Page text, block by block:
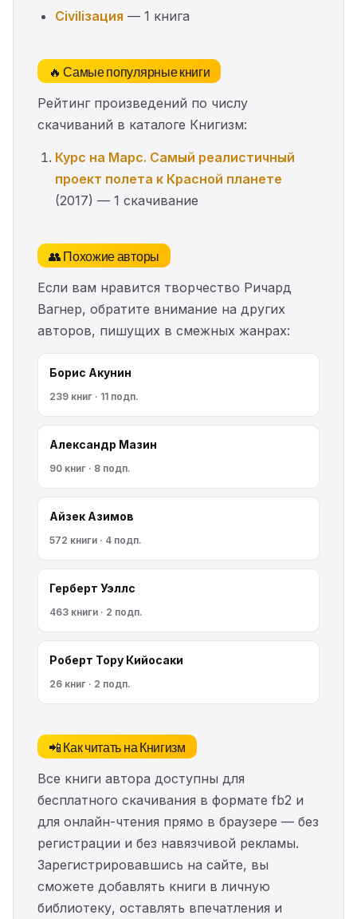
Civiliзация — 1 книга
🔥 Самые популярные книги
Рейтинг произведений по числу
скачиваний в каталоге Книгизм:
Курс на Марс. Самый реалистичный
проект полета к Красной планете
(2017) — 1 скачивание
👥 Похожие авторы
Если вам нравится творчество Ричард
Вагнер, обратите внимание на других
авторов, пишущих в смежных жанрах:
Борис Акунин
239 книг · 11 подп.
Александр Мазин
90 книг · 8 подп.
Айзек Азимов
572 книги · 4 подп.
Герберт Уэллс
463 книги · 2 подп.
Роберт Тору Кийосаки
26 книг · 2 подп.
📲 Как читать на Книгизм
Все книги автора доступны для
бесплатного скачивания в формате fb2 и
для онлайн-чтения прямо в браузере — без
регистрации и без навязчивой рекламы.
Зарегистрировавшись на сайте, вы
сможете добавлять книги в личную
библиотеку, оставлять впечатления и